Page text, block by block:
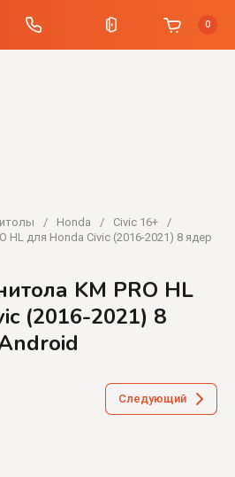
0
/ Honda / Civic 16+
/
HL для Honda Civic (2016-2021) 8 ядер
KM PRO HL
(2016-2021) 8
Следующий